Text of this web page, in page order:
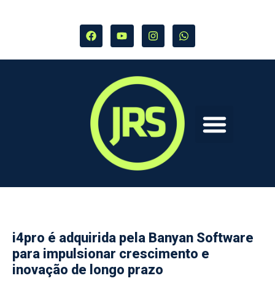
i4pro é adquirida pela Banyan Software
para impulsionar crescimento e
inovação de longo prazo